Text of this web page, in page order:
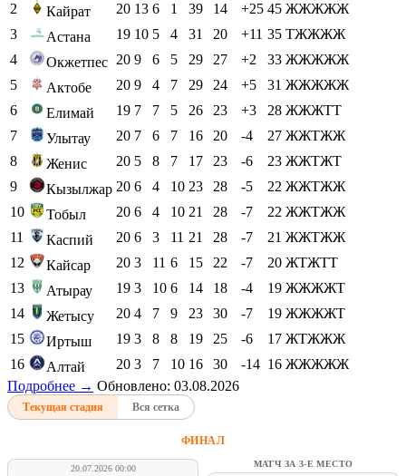
2
Кайрат 20 13 6 1 39 14 +25 45 ЖЖЖЖЖ
3
Астана 19 10 5 4 31 20 +11 35 ТЖЖЖЖ
4
Окжетпес 20 9 6 5 29 27 +2 33 ЖЖЖЖЖ
5
Актобе 20 9 4 7 29 24 +5 31 ЖЖЖЖЖ
6
Елимай 19 7 7 5 26 23 +3 28 ЖЖЖТТ
7
Улытау 20 7 6 7 16 20 -4 27 ЖЖТЖЖ
8
Женис 20 5 8 7 17 23 -6 23 ЖЖТЖТ
9
Кызылжар 20 6 4 10 23 28 -5 22 ЖЖТЖЖ
10
Тобыл 20 6 4 10 21 28 -7 22 ЖЖТЖЖ
11
Каспий 20 6 3 11 21 28 -7 21 ЖЖТЖЖ
12
Кайсар 20 3 11 6 15 22 -7 20 ЖТЖТТ
13
Атырау 19 3 10 6 14 18 -4 19 ЖЖЖЖТ
14
Жетысу 20 4 7 9 23 30 -7 19 ЖЖЖЖТ
15
Иртыш 19 3 8 8 19 25 -6 17 ЖТЖЖЖ
16
Алтай 20 3 7 10 16 30 -14 16 ЖЖЖЖЖ
Подробнее → Обновлено: 03.08.2026
Текущая стадия Вся сетка
ФИНАЛ
20.07.2026 00:00
МАТЧ ЗА 3-Е МЕСТО